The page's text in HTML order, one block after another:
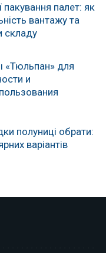
пакування палет: як
вантажу та
складу
для
и
полуниці обрати:
варіантів